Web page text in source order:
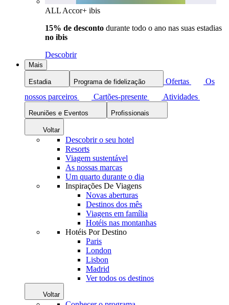
ALL Accor+ ibis
15% de desconto durante todo o ano nas suas estadias
no ibis
Descobrir
Mais
Estadia Programa de fidelização Ofertas
Os
nossos parceiros
Cartões-presente Atividades
Reuniões e Eventos Profissionais
Voltar
Descobrir o seu hotel
Resorts
Viagem sustentável
As nossas marcas
Um quarto durante o dia
Inspirações De Viagens
Novas aberturas
Destinos dos mês
Viagens em família
Hotéis nas montanhas
Hotéis Por Destino
Paris
London
Lisbon
Madrid
Ver todos os destinos
Voltar